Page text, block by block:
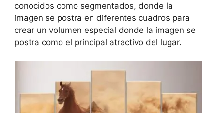
conocidos como segmentados, donde la
imagen se postra en diferentes cuadros para
crear un volumen especial donde la imagen se
postra como el principal atractivo del lugar.